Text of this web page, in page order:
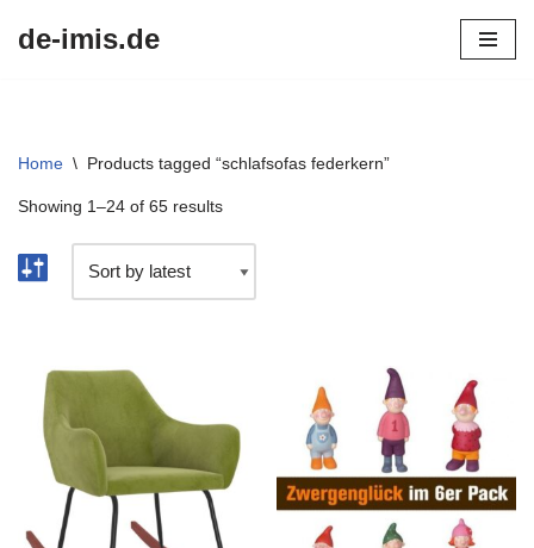
de-imis.de
Home \ Products tagged “schlafsofas federkern”
Showing 1–24 of 65 results